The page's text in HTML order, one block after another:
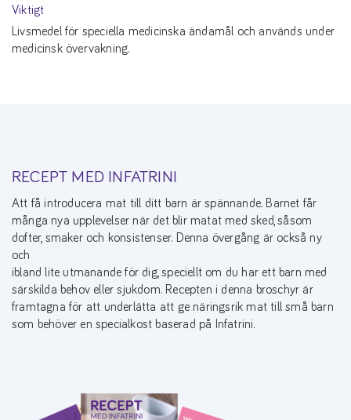
Viktigt
Livsmedel för speciella medicinska ändamål och används under
medicinsk övervakning.
RECEPT MED INFATRINI
Att få introducera mat till ditt barn är spännande. Barnet får
många nya upplevelser när det blir matat med sked, såsom
dofter, smaker och konsistenser. Denna övergång är också ny
och
ibland lite utmanande för dig, speciellt om du har ett barn med
särskilda behov eller sjukdom. Recepten i denna broschyr är
framtagna för att underlätta att ge näringsrik mat till små barn
som behöver en specialkost baserad på Infatrini.